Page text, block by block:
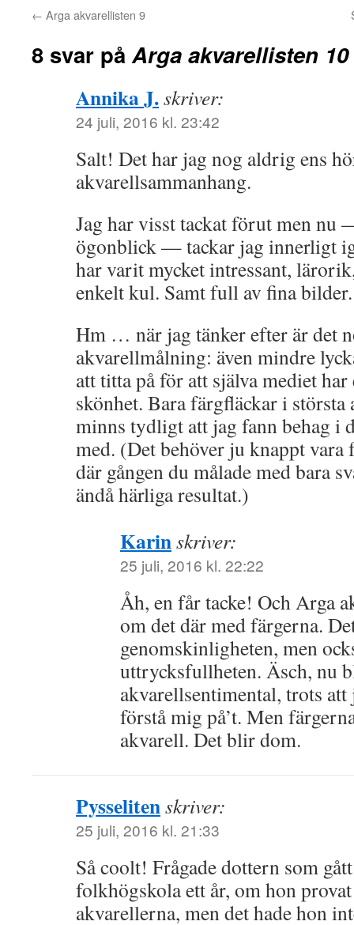
← Arga akvarellisten 9
8 svar påArga akvarellisten 10
Annika J.skriver:
24 juli, 2016 kl. 23:42
Salt! Det har jag nog aldrig ens
akvarellsammanhang.
Jag har visst tackat förut men
ögonblick — tackar jag innerligt
har varit mycket intressant,
enkelt kul. Samt full av fina bilder.
Hm … när jag tänker efter är det
akvarellmålning: även mindre
att titta på för att själva mediet har
skönhet. Bara färgfläckar i
minns tydligt att jag fann behag i
med. (Det behöver ju knappt
där gången du målade med bara
ändå härliga resultat.)
Karinskriver:
25 juli, 2016 kl. 22:22
Åh, en får tacke! Och Arga
om det där med färgerna.
genomskinligheten, men
uttrycksfullheten. Äsch, nu
akvarellsentimental, trots
förstå mig på’t. Men
akvarell. Det blir dom.
Pysselitenskriver:
25 juli, 2016 kl. 21:33
Så coolt! Frågade dottern som
folkhögskola ett år, om hon
akvarellerna, men det hade hon